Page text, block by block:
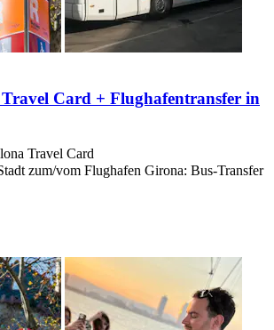
Card + Flughafentransfer in
Travel Card
zum/vom Flughafen Girona: Bus-Transfer